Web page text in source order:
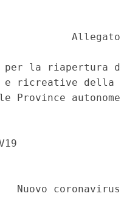
per la riapertura
e ricreative della
Province
Nuovo